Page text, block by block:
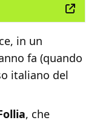
in un
fa (quando
italiano del
, che